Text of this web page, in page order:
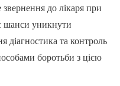
до лікаря при
шанси уникнути
діагностика та контроль
боротьби з цією